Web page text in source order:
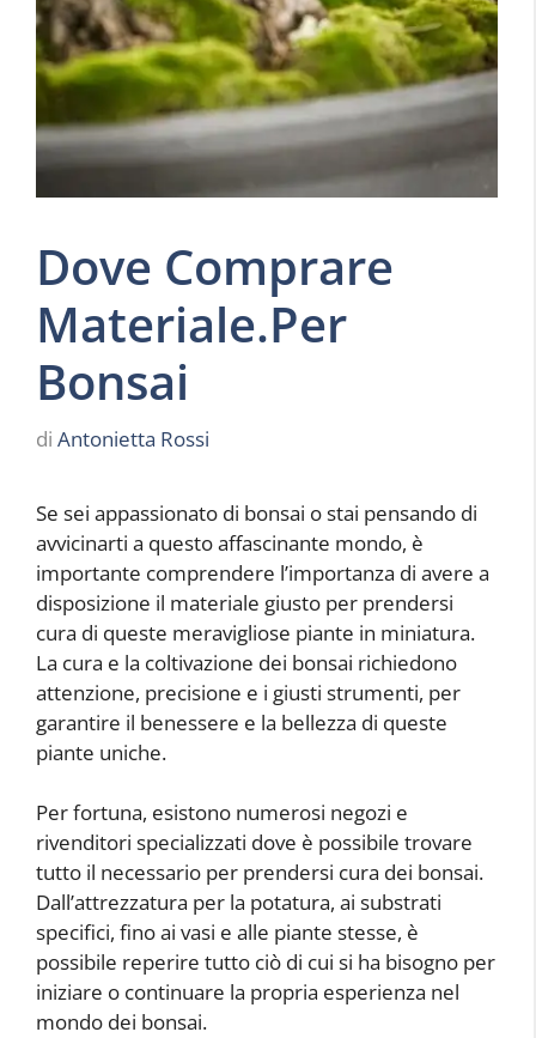
Dove Comprare
Materiale.Per
Bonsai
di Antonietta Rossi
Se sei appassionato di bonsai o stai pensando di
avvicinarti a questo affascinante mondo, è
importante comprendere l’importanza di avere a
disposizione il materiale giusto per prendersi
cura di queste meravigliose piante in miniatura.
La cura e la coltivazione dei bonsai richiedono
attenzione, precisione e i giusti strumenti, per
garantire il benessere e la bellezza di queste
piante uniche.
Per fortuna, esistono numerosi negozi e
rivenditori specializzati dove è possibile trovare
tutto il necessario per prendersi cura dei bonsai.
Dall’attrezzatura per la potatura, ai substrati
specifici, fino ai vasi e alle piante stesse, è
possibile reperire tutto ciò di cui si ha bisogno per
iniziare o continuare la propria esperienza nel
mondo dei bonsai.